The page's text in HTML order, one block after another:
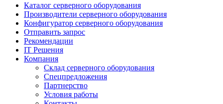
Каталог серверного оборудования
Производители серверного оборудования
Конфигуратор серверного оборудования
Отправить запрос
Рекомендации
IT Решения
Компания
Склад серверного оборудования
Спецпредложения
Партнерство
Условия работы